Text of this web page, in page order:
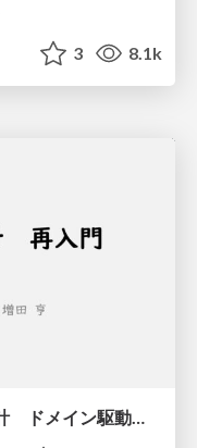
3 8.1k